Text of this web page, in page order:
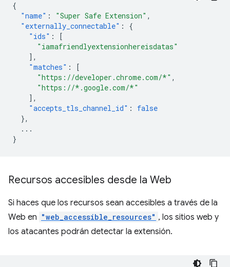
{
"name" : "Super Safe Extension" ,
"externally_connectable" :
{
"ids" :
[
"iamafriendlyextensionhereisdatas"
],
"matches" :
[
"https://developer.chrome.com/*" ,
"https://*.google.com/*"
],
"accepts_tls_channel_id" :
false
},
...
}
Recursos accesibles desde la Web
Si haces que los recursos sean accesibles a través de la
Web en "web_accessible_resources" , los sitios web y
los atacantes podrán detectar la extensión.